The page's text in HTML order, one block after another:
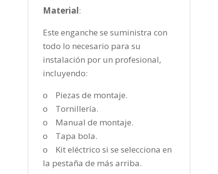
Material:
Este enganche se suministra con
todo lo necesario para su
instalación por un profesional,
incluyendo:
o Piezas de montaje.
o Tornillería.
o Manual de montaje.
o Tapa bola.
o Kit eléctrico si se selecciona en
la pestaña de más arriba.